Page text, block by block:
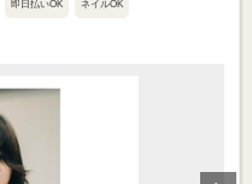
即日払いOK ネイルOK